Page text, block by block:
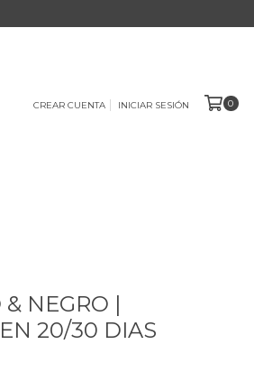
CREAR CUENTA INICIAR SESIÓN 0
NEGRO |
20/30 DIAS